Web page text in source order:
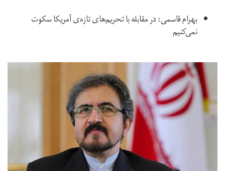
بهرام قاسمی: در مقابله با تحریم‌های تازه‌ی آمریکا سکوت
نمی‌کنیم